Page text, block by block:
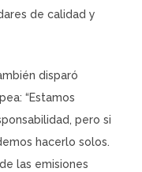
de calidad y
disparó
“Estamos
pero si
hacerlo solos.
las emisiones